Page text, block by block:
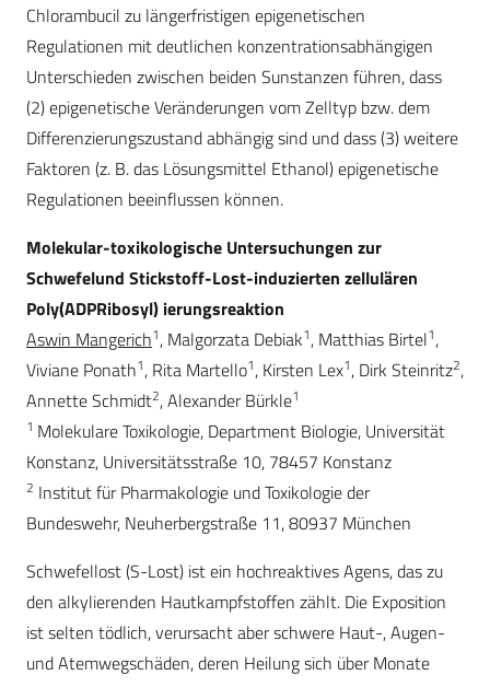
Chlorambucil zu längerfristigen epigenetischen
Regulationen mit deutlichen konzentrationsabhängigen
Unterschieden zwischen beiden Sunstanzen führen, dass
(2) epigenetische Veränderungen vom Zelltyp bzw. dem
Differenzierungszustand abhängig sind und dass (3) weitere
Faktoren (z. B. das Lösungsmittel Ethanol) epigenetische
Regulationen beeinflussen können.
Molekular-toxikologische Untersuchungen zur
Schwefelund Stickstoff-Lost-induzierten zellulären
Poly(ADPRibosyl) ierungsreaktion
Aswin Mangerich1, Malgorzata Debiak1, Matthias Birtel1,
Viviane Ponath1, Rita Martello1, Kirsten Lex1, Dirk Steinritz2,
Annette Schmidt2, Alexander Bürkle1
1 Molekulare Toxikologie, Department Biologie, Universität
Konstanz, Universitätsstraße 10, 78457 Konstanz
2 Institut für Pharmakologie und Toxikologie der
Bundeswehr, Neuherbergstraße 11, 80937 München
Schwefellost (S-Lost) ist ein hochreaktives Agens, das zu
den alkylierenden Hautkampfstoffen zählt. Die Exposition
ist selten tödlich, verursacht aber schwere Haut-, Augen-
und Atemwegschäden, deren Heilung sich über Monate